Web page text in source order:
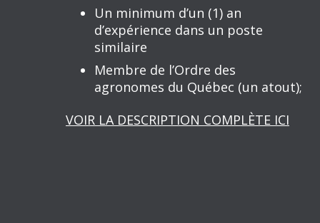
Un minimum d’un (1) an
d’expérience dans un poste
similaire
Membre de l’Ordre des
agronomes du Québec (un atout);
VOIR LA DESCRIPTION COMPLÈTE ICI